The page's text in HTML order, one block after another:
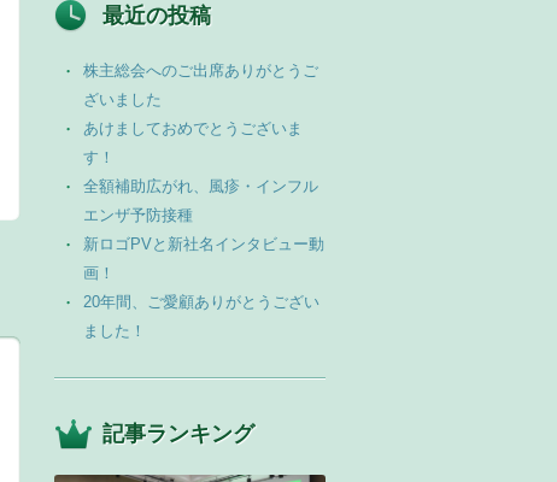
最近の投稿
株主総会へのご出席ありがとうご
ざいました
あけましておめでとうございま
す！
全額補助広がれ、風疹・インフル
エンザ予防接種
新ロゴPVと新社名インタビュー動
画！
20年間、ご愛顧ありがとうござい
ました！
記事ランキング